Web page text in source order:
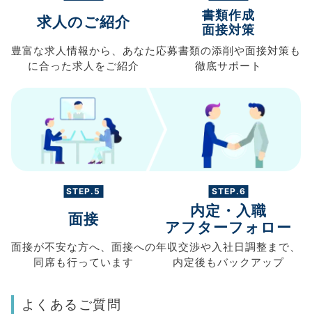
求人のご紹介
豊富な求人情報から、 あなた
に合った求人を ご紹介
書類作成
面接対策
応募書類の添削や面接対策も
徹底サポート
STEP.5
面接
面接が不安な方へ、 面接への
同席も行っています
STEP.6
内定・入職
アフターフォロー
年収交渉や入社日調整まで、
内定後もバックアップ
よくあるご質問